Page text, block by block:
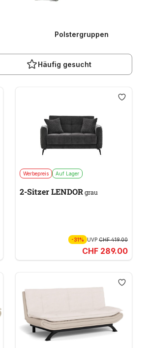
Polstergruppen
Häufig gesucht
Werbepreis Auf Lager
2-Sitzer LENDORgrau
-31% UVP CHF 419.00
CHF 289.00